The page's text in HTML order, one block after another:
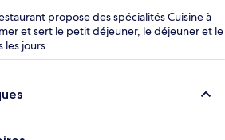
propose des spécialités Cuisine à
et sert le petit déjeuner, le déjeuner et le
les jours.